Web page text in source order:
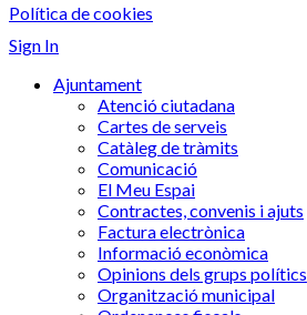
Política de cookies
Sign In
Ajuntament
Atenció ciutadana
Cartes de serveis
Catàleg de tràmits
Comunicació
El Meu Espai
Contractes, convenis i ajuts
Factura electrònica
Informació econòmica
Opinions dels grups polítics
Organització municipal